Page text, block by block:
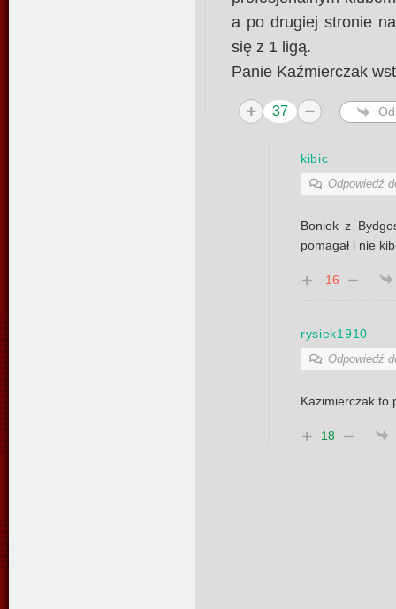
a po drugiej stronie
się z 1 ligą.
Panie Kaźmierczak
37
kibic
Odpowiedź
Boniek z
pomagał i nie
-16
rysiek1910
Odpowiedź
Kazimierczak to
18